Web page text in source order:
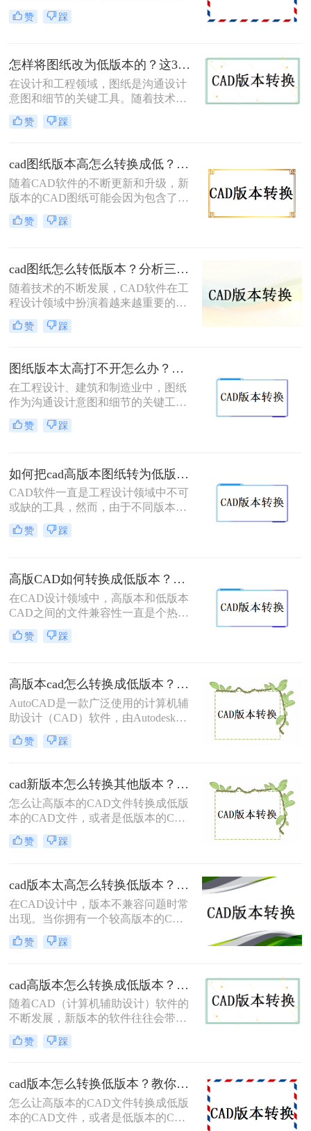
片是一种常见做法。然而，确保转换
后的JPG图片保持清晰和可读性至关
帮助您将CAD图转换为清晰的JPG图
片。
赞 踩
怎样将图纸改为低版本的？这3种方法一学就会！
在设计和工程领域，图纸是沟通设计
意图和细节的关键工具。随着技术的
进步和标准的更新，图纸的版本也可
能不断更新。但是，有时候您可能需
适应旧版本的软件或与其他系统进行
兼容。那么怎样将图纸改为低版本的
呢？下面是一些将图纸改为低版本的
方法。
赞 踩
cad图纸版本高怎么转换成低？教你二个小妙招轻松搞定！
随着CAD软件的不断更新和升级，新
版本的CAD图纸可能会因为包含了一
些新特性或格式而无法在低版本的
CAD软件中打开或编辑。当您遇到一
那么cad图纸版本高怎么转换成低
呢？，以下是一些方法可以帮助您将
高版本的CAD图纸转换为低版本，以
辑。
赞 踩
cad图纸怎么转低版本？分析三种高效方法解析！
随着技术的不断发展，CAD软件在工
程设计领域中扮演着越来越重要的角
色。然而，当涉及到与他人共享或者
交接工作时，图纸版本的兼容问题便
候，我们需要将高版本的CAD图纸转
换为低版本以便于团队其他成员或合
作伙伴能够顺利打开和编辑。那么cad
图纸怎么转低版本​呢？本文将详细介
绍三种将CAD图纸转换为低版本的方
法，帮助您解决版本兼容问题。
赞 踩
图纸版本太高打不开怎么办？教你三种好用解决方法！
在工程设计、建筑和制造业中，图纸
作为沟通设计意图和细节的关键工
具，其重要性不言而喻。然而，当您
遇到版本过高的图纸时，可能会遇到
有相应的权限。那么图纸版本太高打
不开怎么办呢？在这种情况下，您可
以尝试以下三种方法来解决问题。
赞 踩
如何把cad高版本图纸转为低版本？这两种方法也许可以帮到你！
CAD软件一直是工程设计领域中不可
或缺的工具，然而，由于不同版本的
CAD软件之间存在着兼容性的问题，
有时我们需要将高版本图纸转为低版
转为低版本的方法。
赞 踩
高版CAD如何转换成低版本？试试看这三个方法！
在CAD设计领域中，高版本和低版本
CAD之间的文件兼容性一直是个热门
话题。当我们遇到使用低版本CAD软
件的需求时，高版CAD如何转换成低
实现高版本CAD转换为低版本。无论
您是一名设计师还是一名工程师，掌
握这些方法都会对您的工作产生巨大
赞 踩
高版本cad怎么转换成低版本？教你三招轻松搞定！
AutoCAD是一款广泛使用的计算机辅
助设计（CAD）软件，由Autodesk公
司开发。随着技术的发展，Autodesk
公司不断地推出新版本的AutoCAD软
而，对于使用旧版本AutoCAD的用户
来说，直接打开高版本的CAD文件可
能会遇到兼容性问题。为了解决高版
本cad怎么转换成低版本问题，可以通
过几种方法将高版本的CAD文件转换
为低版本，以下将详细解析三种实用
赞 踩
cad新版本怎么转换其他版本？试试这三种实用方法！
怎么让高版本的CAD文件转换成低版
本的CAD文件，或者是低版本的CAD
文件转换成高版本的CAD文件呢？当
我们因为版本不同而打不开文件时就
么你知道怎么cad版本转换吗？今天小
编就来给大家说一说。
赞 踩
cad版本太高怎么转换低版本？快速解决低版本CAD需求的方法！
在CAD设计中，版本不兼容问题时常
出现。当你拥有一个较高版本的CAD
文件，却需要在低版本的CAD软件中
打开时，可能会遇到一些困扰。那么
担心，本文将为你详细介绍几种解决
方法，帮助你快速转换CAD文件为低
版本，提高工作效率。
赞 踩
cad高版本怎么转换成低版本？教你三招轻松搞定！
随着CAD（计算机辅助设计）软件的
不断发展，新版本的软件往往会带来
更多的功能和特性。然而，有些时候
我们可能需要在低版本的CAD软件中
本怎么转换成低版本呢？本文将介绍
三种将CAD高版本转换为低版本的方
法，以确保文件在不同版本的软件中
顺利打开和编辑。
赞 踩
cad版本怎么转换低版本？教你三个转换方法！
怎么让高版本的CAD文件转换成低版
本的CAD文件，或者是低版本的CAD